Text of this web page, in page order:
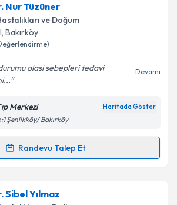
Nur Tüzüner
ve Doğum
, Bakırköy
olasi sebepleri tedavi
Devamı
Merkezi Haritada Göster
Şenlikköy/ Bakırköy
Randevu Talep Et
Talebi
Tüzüneriçin randevu takvimi talebi
Sibel Yılmaz